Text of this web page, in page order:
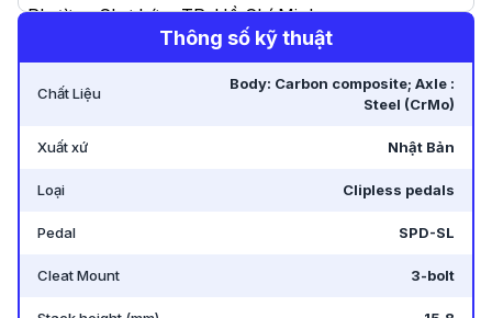
Phường Chợ Lớn, TP. Hồ Chí Minh.
Vietnam.
Thông số kỹ thuật
Chất Liệu
Body: Carbon composite; Axle :
Steel (CrMo)
Xuất xứ Nhật Bản
Loại Clipless pedals
Pedal SPD-SL
Cleat Mount 3-bolt